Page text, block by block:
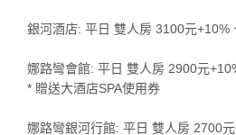
銀河酒店: 平日 雙人房 3100元+10%
娜路彎會館: 平日 雙人房 2900元
* 贈送大酒店SPA使用券
娜路彎銀河行館: 平日 雙人房 2700